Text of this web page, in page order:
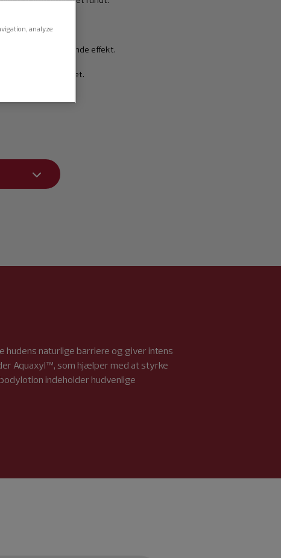
hurtigt ind.
langvarig fugtgivende effekt.
og allergicertificeret.
naturlige barriere og giver intens
Aquaxyl™, som hjælper med at styrke
indeholder hudvenlige
analyze